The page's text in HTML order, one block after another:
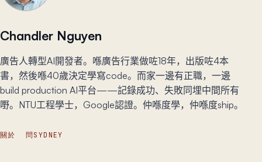
Chandler Nguyen
廣告人轉型AI開發者。喺廣告行業做咗18年，出版咗4本
書，然後喺40歲決定學寫code。而家一邊有正職，一邊
build production AI平台——記錄成功、失敗同埋中間所有
嘢。NTU工程學士，Google認證。仲喺度學，仲喺度ship。
關於 問SYDNEY